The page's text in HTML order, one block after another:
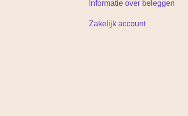
Informatie over beleggen
Zakelijk account